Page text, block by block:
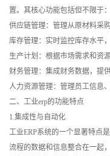
置。其核心功能包括但不限于：
供应链管理：管理从原材料采
库存管理：实时监控库存水平
生产计划：根据市场需求和资
财务管理：集成财务数据，提
人力资源管理：管理员工信息
二、工业erp的功能特点
1.集成性与自动化
工业ERP系统的一个显著特点
流程的数据和信息整合在一起